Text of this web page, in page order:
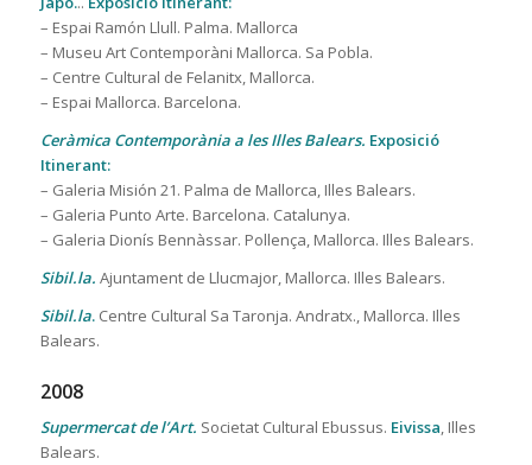
– Espai Ramón Llull. Palma. Mallorca
– Museu Art Contemporàni Mallorca. Sa Pobla.
– Centre Cultural de Felanitx, Mallorca.
– Espai Mallorca. Barcelona.
Ceràmica Contemporània a les Illes Balears. Exposició
Itinerant:
– Galeria Misión 21. Palma de Mallorca, Illes Balears.
– Galeria Punto Arte. Barcelona. Catalunya.
– Galeria Dionís Bennàssar. Pollença, Mallorca. Illes Balears.
Sibil.la. Ajuntament de Llucmajor, Mallorca. Illes Balears.
Sibil.la.Centre Cultural Sa Taronja. Andratx., Mallorca. Illes
Balears.
2008
Supermercat de l’Art. Societat Cultural Ebussus. Eivissa, Illes
Balears.